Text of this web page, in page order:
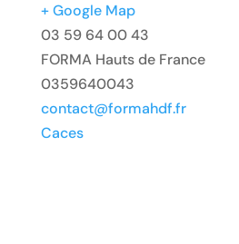
+ Google Map
03 59 64 00 43
FORMA Hauts de France
0359640043
contact@formahdf.fr
Caces